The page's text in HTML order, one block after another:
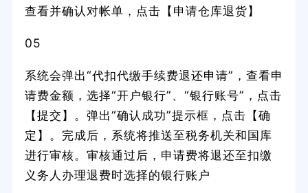
查看并确认对帐单，点击【申请仓库退货】
05
系统会弹出“代扣代缴手续费退还申请”，查看申
请费金额，选择“开户银行”、“银行账号”，点击
【提交】。弹出“确认成功”提示框，点击【确
定】。完成后，系统将推送至税务机关和国库
进行审核。审核通过后，申请费将退还至扣缴
义务人办理退费时选择的银行账户